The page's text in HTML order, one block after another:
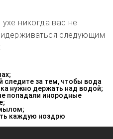
никогда вас не
следующим
следите за тем, чтобы вода
нужно держать над водой;
попадали инородные
каждую ноздрю